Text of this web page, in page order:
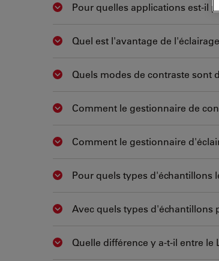
Show answer
Pour quelles applications est-il
Show answer
Quel est l'avantage de
Show answer
Quels modes de contraste sont
Show answer
Comment le gestionnaire de
Show answer
Comment le gestionnaire
Show answer
Pour quels types d'échantillons
Show answer
Avec quels types d'échantillons
Show answer
Quelle différence y a-t-il entre le